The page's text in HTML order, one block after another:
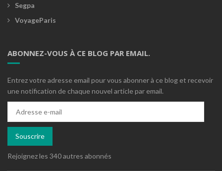
Segpa
VoyageParis
ABONNEZ-VOUS À CE BLOG PAR EMAIL.
Entrez votre adresse email pour vous abonner à ce blog et recevoir
une notification de chaque nouvel article par email.
mail
Souscrire
Rejoignez les 340 autres abonnés